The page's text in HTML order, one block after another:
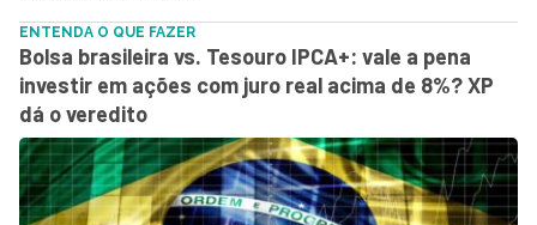
ENTENDA O QUE FAZER
Bolsa brasileira vs. Tesouro IPCA+: vale a pena
investir em ações com juro real acima de 8%? XP
dá o veredito